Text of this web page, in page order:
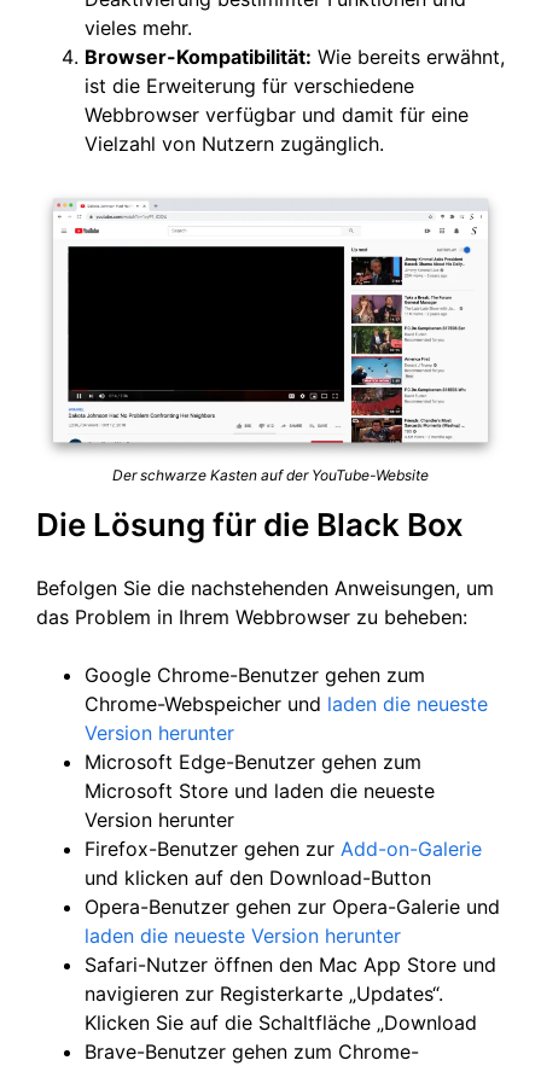
vieles mehr.
Browser-Kompatibilität: Wie bereits erwähnt,
ist die Erweiterung für verschiedene
Webbrowser verfügbar und damit für eine
Vielzahl von Nutzern zugänglich.
Der schwarze Kasten auf der YouTube-Website
Die Lösung für die Black Box
Befolgen Sie die nachstehenden Anweisungen, um
das Problem in Ihrem Webbrowser zu beheben:
Google Chrome-Benutzer gehen zum
Chrome-Webspeicher und laden die neueste
Version herunter
Microsoft Edge-Benutzer gehen zum
Microsoft Store und laden die neueste
Version herunter
Firefox-Benutzer gehen zur Add-on-Galerie
und klicken auf den Download-Button
Opera-Benutzer gehen zur Opera-Galerie und
laden die neueste Version herunter
Safari-Nutzer öffnen den Mac App Store und
navigieren zur Registerkarte „Updates“.
Klicken Sie auf die Schaltfläche „Download
Brave-Benutzer gehen zum Chrome-